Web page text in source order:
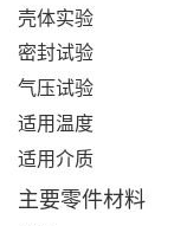
壳体实验
密封试验
气压试验
适用温度
适用介质
主要零件材料